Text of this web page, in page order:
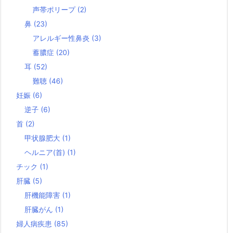
声帯ポリープ (2)
鼻 (23)
アレルギー性鼻炎 (3)
蓄膿症 (20)
耳 (52)
難聴 (46)
妊娠 (6)
逆子 (6)
首 (2)
甲状腺肥大 (1)
ヘルニア(首) (1)
チック (1)
肝臓 (5)
肝機能障害 (1)
肝臓がん (1)
婦人病疾患 (85)